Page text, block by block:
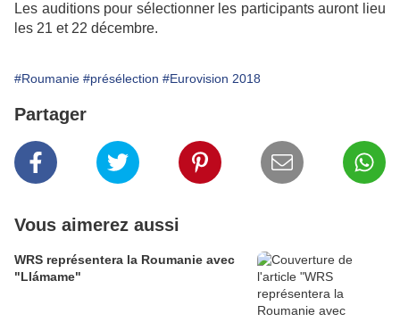
Les auditions pour sélectionner les participants auront lieu
les 21 et 22 décembre.
#Roumanie #présélection #Eurovision 2018
Partager
Vous aimerez aussi
WRS représentera la Roumanie avec
"Llámame"